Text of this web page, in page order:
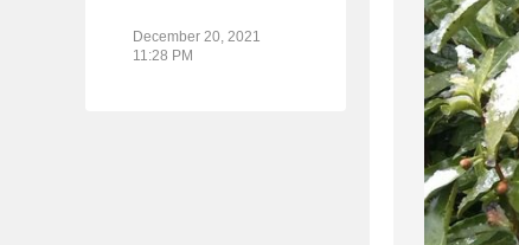
December 20, 2021
11:28 PM